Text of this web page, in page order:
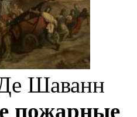
Шаванн
пожарные